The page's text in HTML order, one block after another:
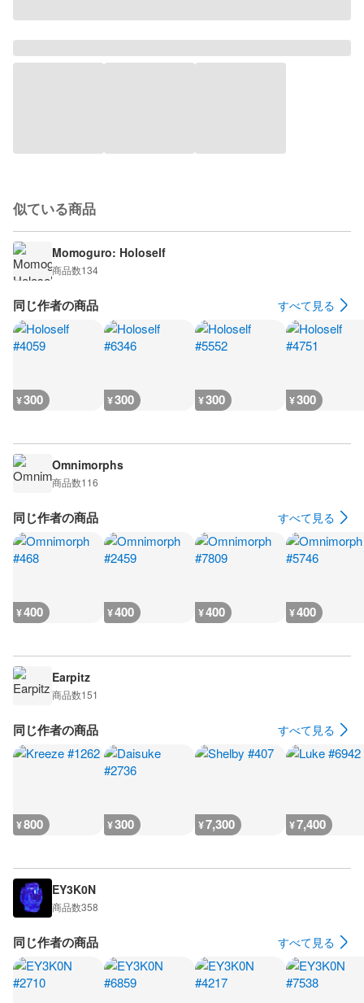
似ている商品
Momoguro: Holoself
商品数134
同じ作者の商品 すべて見る
¥300 ¥300 ¥300 ¥300
Omnimorphs
商品数116
同じ作者の商品 すべて見る
¥400 ¥400 ¥400 ¥400
Earpitz
商品数151
同じ作者の商品 すべて見る
¥800 ¥300 ¥7,300 ¥7,400
EY3K0N
商品数358
同じ作者の商品 すべて見る